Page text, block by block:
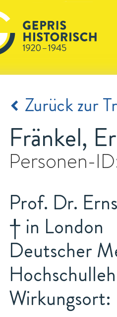
Zurück zur
Fränkel,
Personen-
Prof. Dr.
† in London
Deutscher